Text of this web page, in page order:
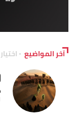
آخر المواضيع